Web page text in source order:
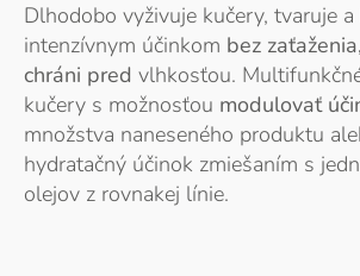
Dlhodobo vyživuje kučery, tvaruje
intenzívnym účinkom bez zaťaženia,
chráni pred vlhkosťou.
kučery s možnosťou modulovať
množstva naneseného produktu
hydratačný účinok zmiešaním s
olejov z rovnakej línie.